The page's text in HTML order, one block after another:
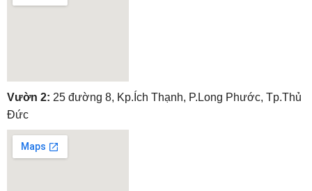
embedgooglemap.net
Vườn 2: 25 đường 8, Kp.Ích Thạnh, P.Long Phước, Tp.Thủ
Đức